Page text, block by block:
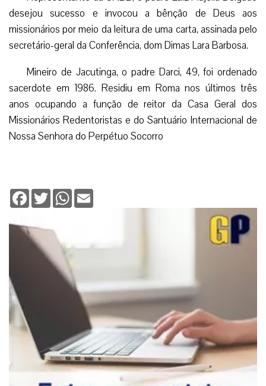
desejou sucesso e invocou a bênção de Deus aos
missionários por meio da leitura de uma carta, assinada pelo
secretário-geral da Conferência, dom Dimas Lara Barbosa.
Mineiro de Jacutinga, o padre Darci, 49, foi ordenado
sacerdote em 1986. Residiu em Roma nos últimos três
anos ocupando a função de reitor da Casa Geral dos
Missionários Redentoristas e do Santuário Internacional de
Nossa Senhora do Perpétuo Socorro
Facebook
TwitterWhatsApp